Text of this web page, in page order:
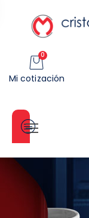
0
Mi cotización
Categorías